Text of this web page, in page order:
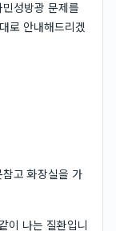
성방광 문제를
로 안내해드리겠
고 화장실을 가
이 나는 질환입니